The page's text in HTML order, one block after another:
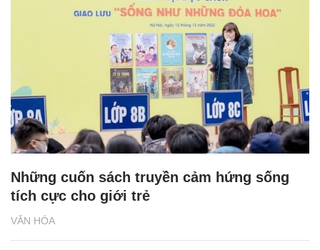
VĂN HÓA
Những cuốn sách truyền cảm hứng sống
tích cực cho giới trẻ